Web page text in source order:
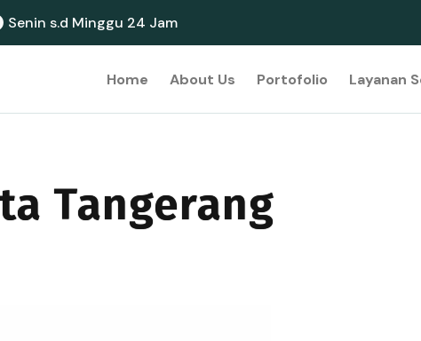
Senin s.d Minggu 24 Jam
Home About Us Portofolio Layanan
Tangerang